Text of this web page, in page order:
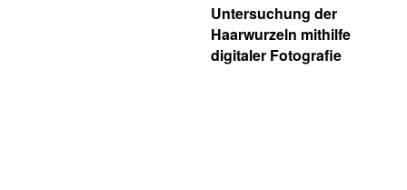
Untersuchung der
Haarwurzeln mithilfe
digitaler Fotografie